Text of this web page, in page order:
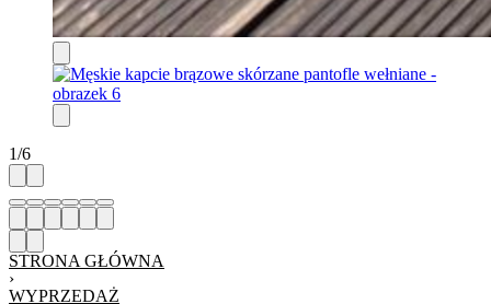
1/6
STRONA GŁÓWNA
›
WYPRZEDAŻ